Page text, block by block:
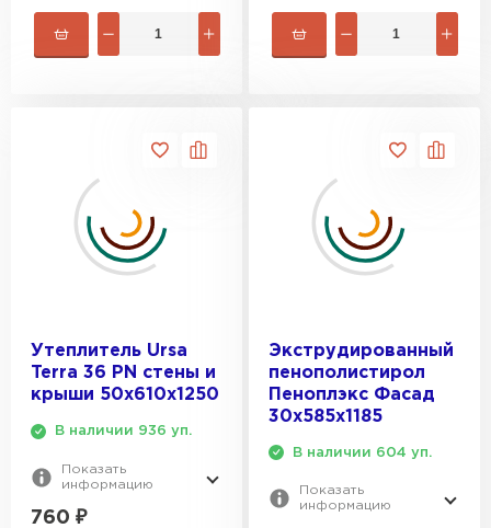
Утеплитель Ursa
Terra 36 PN cтены и
крыши 50х610х1250
В наличии 936 уп.
Показать
информацию
760 ₽
Экструдированный
пенополистирол
Пеноплэкс Фасад
30х585х1185
В наличии 604 уп.
Показать
информацию